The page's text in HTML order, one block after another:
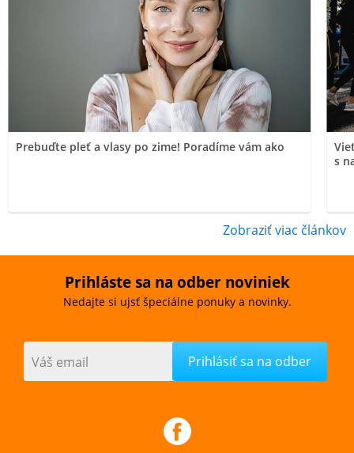
Prebuďte pleť a vlasy po zime! Poradíme vám ako
s
Zobraziť viac článkov
Prihláste sa na odber noviniek
Nedajte si ujsť špeciálne ponuky a novinky.
Váš email